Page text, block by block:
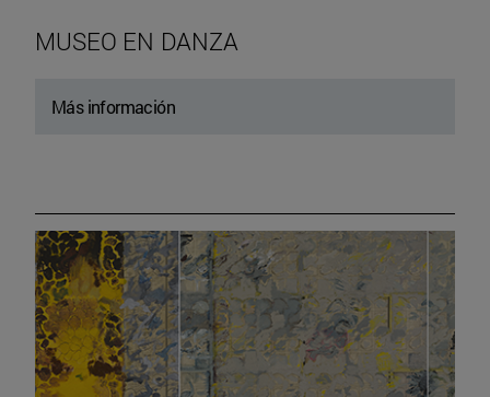
MUSEO EN DANZA
Más información